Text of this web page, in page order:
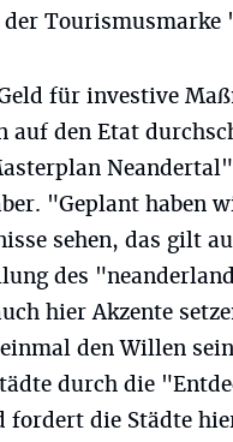
Tourismusmarke
für investive
auf den Etat
"Geplant haben
sehen, das gilt
des
hier Akzente
den Willen
durch die
fordert die Städte